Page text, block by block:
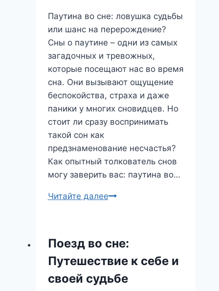
Паутина во сне: ловушка судьбы
или шанс на перерождение?
Сны о паутине – одни из самых
загадочных и тревожных,
которые посещают нас во время
сна. Они вызывают ощущение
беспокойства, страха и даже
паники у многих сновидцев. Но
стоит ли сразу воспринимать
такой сон как
предзнаменование несчастья?
Как опытный толкователь снов
могу заверить вас: паутина во…
Читайте далееПаутина
судьбы
или
шанс
Поезд во сне:
Путешествие к себе и
своей судьбе